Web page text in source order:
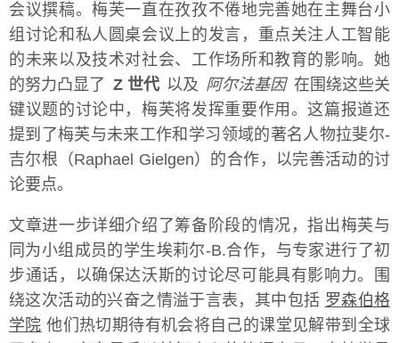
会议撰稿。梅芙一直在孜孜不倦地完善她在主舞台小
组讨论和私人圆桌会议上的发言，重点关注人工智能
的未来以及技术对社会、工作场所和教育的影响。她
的努力凸显了 Z 世代 以及 阿尔法基因 在围绕这些关
键议题的讨论中，梅芙将发挥重要作用。这篇报道还
提到了梅芙与未来工作和学习领域的著名人物拉斐尔-
吉尔根（Raphael Gielgen）的合作，以完善活动的讨
论要点。
文章进一步详细介绍了筹备阶段的情况，指出梅芙与
同为小组成员的学生埃莉尔-B.合作，与专家进行了初
步通话，以确保达沃斯的讨论尽可能具有影响力。围
绕这次活动的兴奋之情溢于言表，其中包括 罗森伯格
学院 他们热切期待有机会将自己的课堂见解带到全球